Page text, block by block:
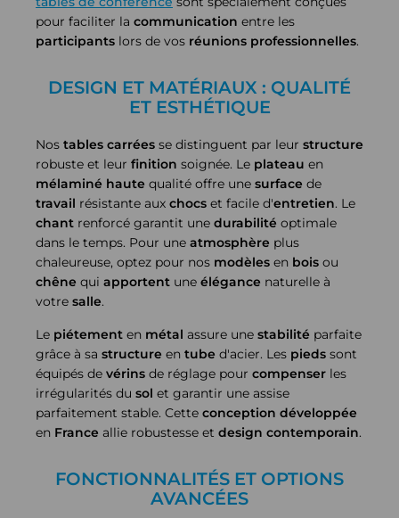
pour faciliter la communication entre les
participants lors de vos réunions professionnelles.
DESIGN ET MATÉRIAUX : QUALITÉ
ET ESTHÉTIQUE
Nos tables carrées se distinguent par leur structure
robuste et leur finition soignée. Le plateau en
mélaminé haute qualité offre une surface de
travail résistante aux chocs et facile d'entretien. Le
chant renforcé garantit une durabilité optimale
dans le temps. Pour une atmosphère plus
chaleureuse, optez pour nos modèles en bois ou
chêne qui apportent une élégance naturelle à
votre salle.
Le piétement en métal assure une stabilité parfaite
grâce à sa structure en tube d'acier. Les pieds sont
équipés de vérins de réglage pour compenser les
irrégularités du sol et garantir une assise
parfaitement stable. Cette conception développée
en France allie robustesse et design contemporain.
FONCTIONNALITÉS ET OPTIONS
AVANCÉES